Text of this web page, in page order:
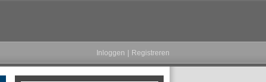
Inloggen Registreren